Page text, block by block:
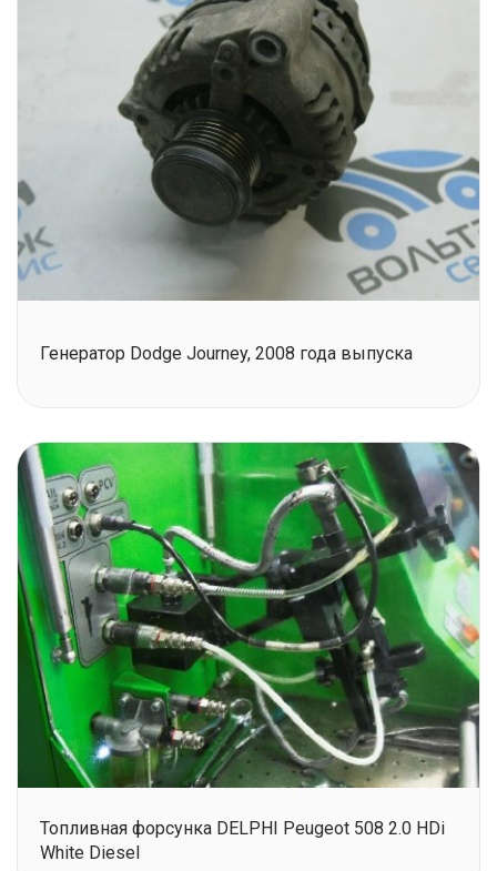
Генератор Dodge Journey, 2008 года выпуска
Топливная форсунка DELPHI Peugeot 508 2.0 HDi
White Diesel